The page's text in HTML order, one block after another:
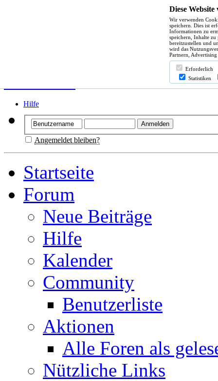
Hilfe
Angemeldet bleiben?
Startseite
Forum
Neue Beiträge
Hilfe
Kalender
Community
Benutzerliste
Aktionen
Alle Foren als
Nützliche Links
Diese
Wir verwenden
speichern. Dies ist
Informationen zu
speichern, Inhalte
bereitzustellen und
wird das
Partnern,
Erforderlich
Statistiken